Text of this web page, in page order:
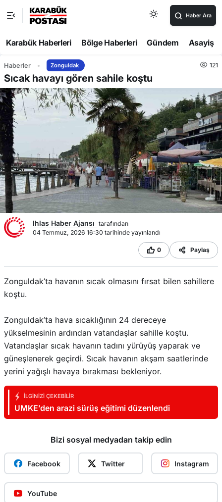
Haber Ara
Karabük Haberleri Bölge Haberleri Gündem Asayiş
Haberler Zonguldak 121
Sıcak havayı gören sahile koştu
Ihlas Haber Ajansı tarafından
04 Temmuz, 2026 16:30 tarihinde yayınlandı
0 Paylaş
Zonguldak’ta havanın sıcak olmasını fırsat bilen sahillere
koştu.
Zonguldak’ta hava sıcaklığının 24 dereceye
yükselmesinin ardından vatandaşlar sahille koştu.
Vatandaşlar sıcak havanın tadını yürüyüş yaparak ve
güneşlenerek geçirdi. Sıcak havanın akşam saatlerinde
yerini yağışlı havaya bırakması bekleniyor.
İLGINIZI ÇEKEBILIR
UMKE’den arazi sürüş eğitimi düzenlendi
Bizi sosyal medyadan takip edin
Facebook Twitter Instagram
YouTube